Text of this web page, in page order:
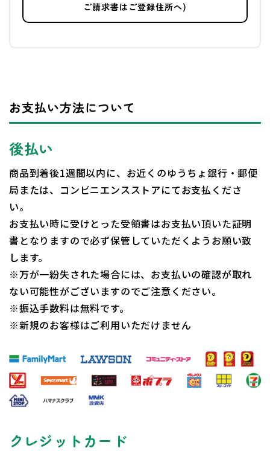
ご請求書はご登録住所へ)
お支払い方法について
後払い
商品到着後1週間以内に、お近くのゆうちょ銀行・郵便
局または、コンビニエンスストアにてお支払くださ
い。
お支払い時に受けとった受領書はお支払い頂いた証明
書となりますので必ず保管していただくようお願い致
します。
※万が一紛失された場合には、お支払いの確認が取れ
ない可能性がございますのでご注意ください。
※振込手数料は無料です。
※新規のお客様はご利用いただけません
クレジットカード